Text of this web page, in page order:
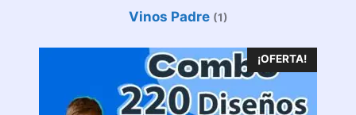
Vinos Padre (1)
¡OFERTA!